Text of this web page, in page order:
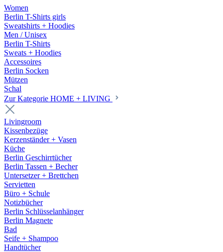
Women
Berlin T-Shirts girls
Sweatshirts + Hoodies
Men / Unisex
Berlin T-Shirts
Sweats + Hoodies
Accessoires
Berlin Socken
Mützen
Schal
Zur Kategorie HOME + LIVING
Livingroom
Kissenbezüge
Kerzenständer + Vasen
Küche
Berlin Geschirrtücher
Berlin Tassen + Becher
Untersetzer + Brettchen
Servietten
Büro + Schule
Notizbücher
Berlin Schlüsselanhänger
Berlin Magnete
Bad
Seife + Shampoo
Handtücher